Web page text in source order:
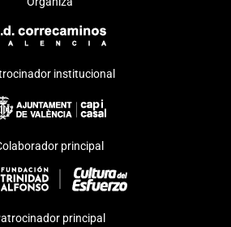
institucional
principal
principal